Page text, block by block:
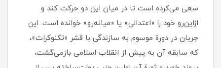
سعی می‌کرده است تا در میان این دو حرکت کند و
ازاین‌رو خود را «اعتدالی» یا «میانه‌رو» خوانده است. این
جریان در دورة موسوم به سازندگی با قشر «تکنوکرات»،
که سابقه آن به پیش از انقلاب اسلامی بازمی‌گشت،